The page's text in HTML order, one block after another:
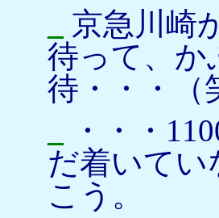
京急川崎
待って、か
待・・・（
・・・
だ着いてい
こう。